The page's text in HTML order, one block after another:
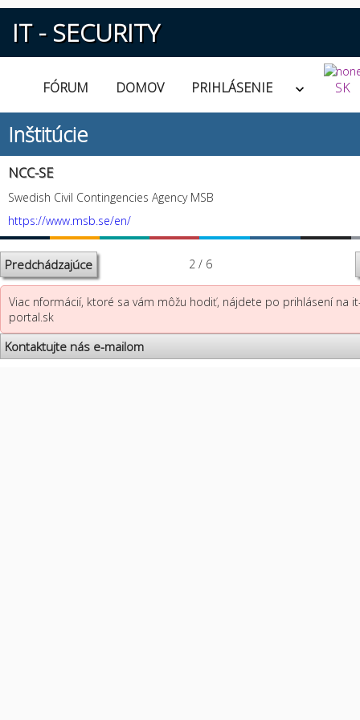
IT - SECURITY
FÓRUM DOMOV PRIHLÁSENIE SK
Inštitúcie
NCC-SE
Swedish Civil Contingencies Agency MSB
https://www.msb.se/en/
Predchádzajúce 2 / 6
Viac nformácií, ktoré sa vám môžu hodiť, nájdete po prihlásení na
portal.sk
Kontaktujte nás e-mailom